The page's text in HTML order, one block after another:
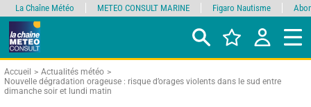
Accueil
Actualités météo
Nouvelle dégradation orageuse : risque d’orages violents dans le sud entre
dimanche soir et lundi matin
La Chaîne Météo METEO CONSULT MARINE Figaro Nautisme